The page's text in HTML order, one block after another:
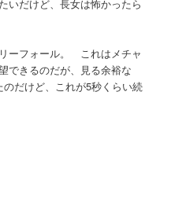
いだけど、長女は怖かったら
ーフォール。 これはメチャ
できるのだが、見る余裕な
だけど、これが5秒くらい続